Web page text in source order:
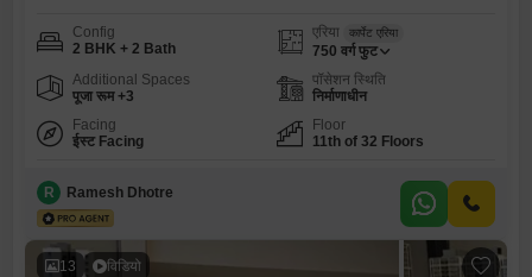
Config
2 BHK + 2 Bath
एरिया कार्पेट एरिया
750 वर्ग फुट
Additional Spaces
पूजा रूम +3
पॉसेशन स्थिति
निर्माणाधीन
Facing
ईस्ट Facing
Floor
11th of 32 Floors
R Ramesh Dhotre
13 विडियो